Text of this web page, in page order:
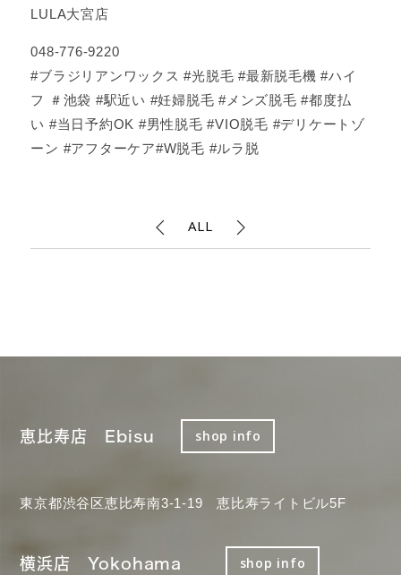
LULA大宮店
048-776-9220
#ブラジリアンワックス #光脱毛 #最新脱毛機 #ハイ
フ ＃池袋 #駅近い #妊婦脱毛 #メンズ脱毛 #都度払
い #当日予約OK #男性脱毛 #VIO脱毛 #デリケートゾ
ーン #アフターケア#W脱毛 #ルラ脱
ALL
恵比寿店 Ebisu shop info
東京都渋谷区恵比寿南3-1-19 恵比寿ライトビル5F
横浜店 Yokohama shop info